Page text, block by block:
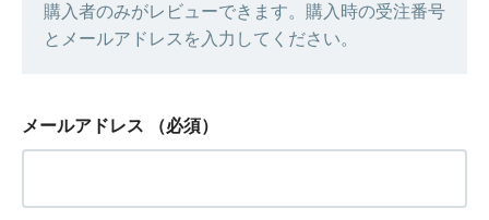
購入者のみがレビューできます。購入時の受注番号
とメールアドレスを入力してください。
メールアドレス （必須）